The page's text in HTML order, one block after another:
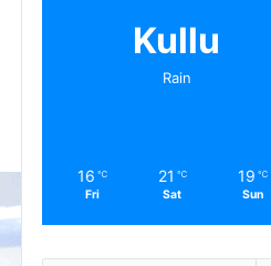
Kullu
Rain
16 ℃
Fri
21 ℃
Sat
19 ℃
Sun